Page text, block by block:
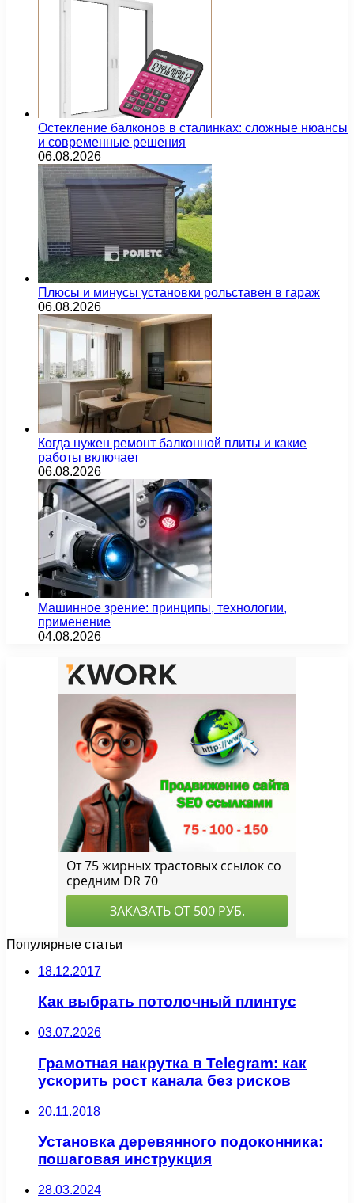
Остекление балконов в сталинках: сложные нюансы
и современные решения
06.08.2026
Плюсы и минусы установки рольставен в гараж
06.08.2026
Когда нужен ремонт балконной плиты и какие
работы включает
06.08.2026
Машинное зрение: принципы, технологии,
применение
04.08.2026
Популярные статьи
18.12.2017
Как выбрать потолочный плинтус
03.07.2026
Грамотная накрутка в Telegram: как
ускорить рост канала без рисков
20.11.2018
Установка деревянного подоконника:
пошаговая инструкция
28.03.2024